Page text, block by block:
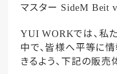
マスター SideM Beit
YUI WORKでは、私
中で、皆様へ平等に
きるよう、下記の販売